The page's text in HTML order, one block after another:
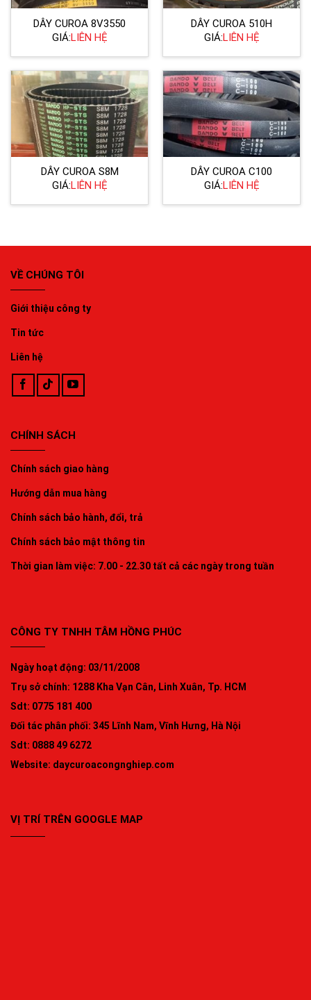
DÂY CUROA 8V3550
GIÁ:LIÊN HỆ
DÂY CUROA 510H
GIÁ:LIÊN HỆ
DÂY CUROA S8M
GIÁ:LIÊN HỆ
DÂY CUROA C100
GIÁ:LIÊN HỆ
CÔNG TY TNHH TÂM HỒNG PHÚC
Ngày hoạt động: 03/11/2008
Trụ sở chính: 1288 Kha Vạn Cân, Linh Xuân, Tp. HCM
Sdt: 0775 181 400
Đối tác phân phối: 345 Lĩnh Nam, Vĩnh Hưng, Hà Nội
Sdt: 0888 49 6272
Website: daycuroacongnghiep.com
VỀ CHÚNG TÔI
Giới thiệu công ty
Tin tức
Liên hệ
CHÍNH SÁCH
Chính sách giao hàng
Hướng dẫn mua hàng
Chính sách bảo hành, đổi, trả
Chính sách bảo mật thông tin
Thời gian làm việc: 7.00 - 22.30 tất cả các ngày trong tuần
VỊ TRÍ TRÊN GOOGLE MAP